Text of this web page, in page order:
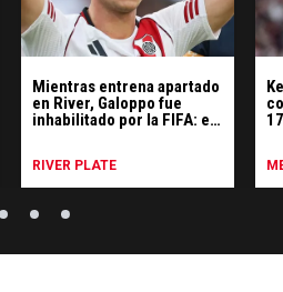
Mientras entrena apartado
en River, Galoppo fue
inhabilitado por la FIFA: el
RIVER PLATE